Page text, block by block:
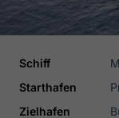
Schiff
Starthafen
Zielhafen